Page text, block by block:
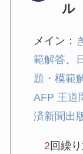
ル
メイン：
範解答、
題・模範
AFP 王道
済新聞出
2 回繰り